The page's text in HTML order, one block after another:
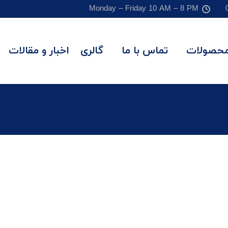
Monday – Friday 10 AM – 8 PM
تماس با ما گالری اخبار و مقالات